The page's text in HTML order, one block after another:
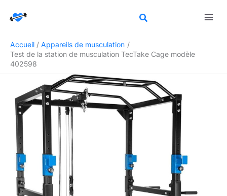
Accueil
Appareils de musculation
Test de la station de musculation TecTake Cage modèle
402598